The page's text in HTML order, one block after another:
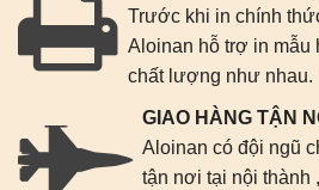
Trước khi in chính
Aloinan hỗ trợ in mẫu
chất lượng như nhau.
GIAO HÀNG TẬN
Aloinan có đội ngũ
tận nơi tại nội thành